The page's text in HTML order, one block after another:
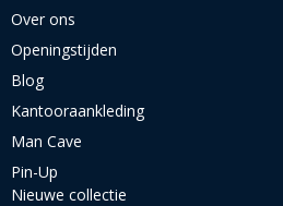
Over ons
Openingstijden
Blog
Kantooraankleding
Man Cave
Pin-Up
Nieuwe collectie